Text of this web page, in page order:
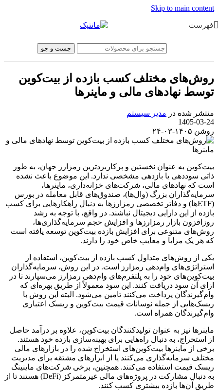
Skip to main content
فهرست
جست و جو
روش‌های مختلف کسب بازده از بیت‌کوین
توسط نهادهای مالی و ماینرها
منتشر شده در مدیر سیستم
1405-03-24
روشن ۱۴۰۵-۰۳-۲۴
بیت‌کوین به عنوان نخستین و پرکاربردترین رمزارز جهان، به طور
ذاتی سوددهی یا بازدهی مشخصی ندارد. این موضوع باعث نشده
است که نهادهای مالی، شرکت‌های خزانه‌داری، ماینرها،
سرمایه‌گذاران بزرگ (وال‌ها)، صندوق‌های قابل معامله در بورس
(ETFها) و دفاتر تخصصی رمزارزها به دنبال راهکارهایی برای کسب
بازده از این دارایی دیجیتال نباشند. در واقع، با توجه به رشد
روزافزون بازار رمزارزها و افزایش حجم سرمایه‌گذاری‌ها،
روش‌های متنوعی برای افزایش بازده بیت‌کوین توسعه یافته است
که هر یک مزایا و معایب خاص خود را دارند.
یکی از روش‌های متداول کسب بازده از بیت‌کوین، استفاده از
استراتژی‌های وام‌دهی رمزارز است. در این روش، سرمایه‌گذاران
بیت‌کوین‌های خود را به پلتفرم‌های وام‌دهی رمزارز می‌سپارند تا در
ازای آن سود دریافت کنند. این سود معمولاً از طریق بهره‌ای که
وام‌گیرندگان پرداخت می‌کنند تامین می‌شود. البته این روش با
ریسک‌هایی از جمله نوسانات قیمت بیت‌کوین و ریسک اعتباری
وام‌گیرندگان همراه است.
ماینرها نیز به عنوان تولیدکنندگان بیت‌کوین، علاوه بر درآمد حاصل
از استخراج، به دنبال راه‌هایی برای بهینه‌سازی بازده خود هستند.
برخی از ماینرها بیت‌کوین‌های استخراج شده را در بازارهای مالی
مختلف سرمایه‌گذاری می‌کنند یا از ابزارهای مشتقه برای مدیریت
ریسک قیمت استفاده می‌کنند. همچنین، برخی شرکت‌های ماینینگ
به دنبال مشارکت در پروژه‌های مالی غیرمتمرکز (DeFi) هستند تا از
طریق آن‌ها بازده بیشتری کسب کنند.